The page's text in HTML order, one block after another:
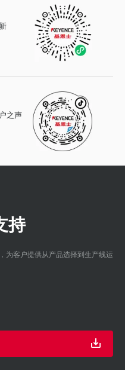
之声
持
为客户提供从产品选择到生产线运